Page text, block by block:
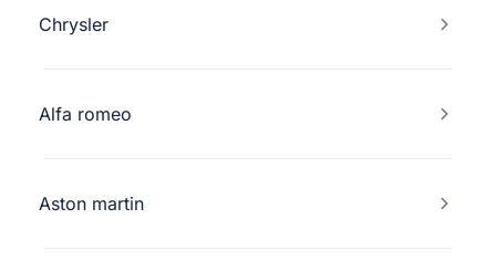
Chrysler
Alfa romeo
Aston martin